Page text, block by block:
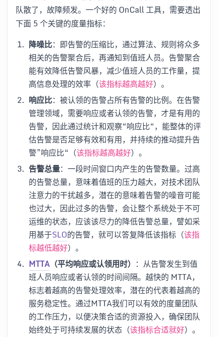
队散了，故障频发。一个好的 OnCall 工具，需要透出
下面 5 个关键的度量指标：
降噪比：即告警的压缩比，通过算法、规则将众多
相关的告警聚合后，再通知到值班人员。告警聚合
能有效降低告警风暴，减少值班人员的工作量，提
高信息处理的效率（该指标越高越好）。
响应比：被认领的告警占所有告警的比例。在告警
管理领域，需要响应或者认领的告警，才是有用的
告警，因此通过统计和观察“响应比“，能整体的评
估告警是否足够有效和有用，并持续的推动提升告
警”响应比“（该指标越高越好）。
告警总量：一段时间窗口内产生的告警数量。过高
的告警总量，意味着值班的压力越大，对技术团队
注意力的干扰越多，潜在的意味着告警的噪音可能
也过大，因此过多的告警，会让整个系统处于不可
运维的状态，应该该尽力的降低告警总量，譬如采
用基于SLO的告警，就可以答复降低该指标（该指
标越低越好）。
MTTA （平均响应或认领用时） ：从告警发生到值
班人员响应或者认领的时间间隔。越快的 MTTA，
标志着越高的告警处理效率，潜在的代表着越高的
服务稳定性。通过MTTA我们可以有效的度量团队
的工作压力，以便决策合适的资源投入，确保团队
始终处于可持续发展的状态（该指标合适就好）。